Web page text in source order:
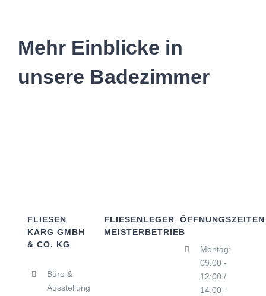
Mehr Einblicke in
unsere Badezimmer
FLIESEN
KARG GMBH
& CO. KG
Büro &
Ausstellung
FLIESENLEGER
MEISTERBETRIEB
ÖFFNUNGSZEITEN
Montag:
09:00 -
12:00 /
14:00 -